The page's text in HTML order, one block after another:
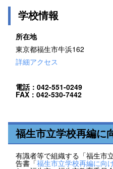
学校情報
所在地
東京都福生市牛浜162
詳細アクセス
電話：042-551-0249
FAX：042-530-7442
福生市立学校再編に
有識者等で組織する「福生市
告書「福生市立学校再編に向